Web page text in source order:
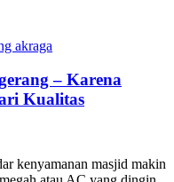
– Karena
Kualitas
kenyamanan masjid makin